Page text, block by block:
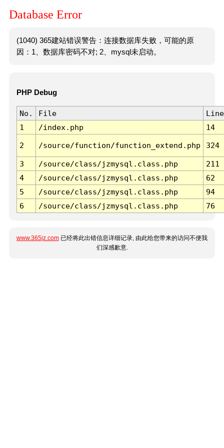
Database Error
(1040) 365建站错误警告：连接数据库失败，可能的原
因：1、数据库密码不对; 2、mysql未启动。
PHP Debug
No. File
Line
1
/index.php 14
2 /source/function/function_extend.php 324
3 /source/class/jzmysql.class.php
211
4
/source/class/jzmysql.class.php
62
5
/source/class/jzmysql.class.php
94
6
/source/class/jzmysql.class.php 76
www.365jz.com 已经将此出错信息详细记录, 由此给您带来的访问不便我
们深感歉意.